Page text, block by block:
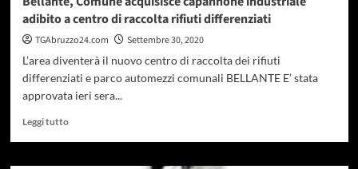
adibito a centro di raccolta rifiuti differenziati
TGAbruzzo24.com
Settembre 30, 2020
L’area diventerà il nuovo centro di raccolta dei rifiuti
differenziati e parco automezzi comunali BELLANTE E’ stata
approvata ieri sera...
Leggi tuttoLeggi
su